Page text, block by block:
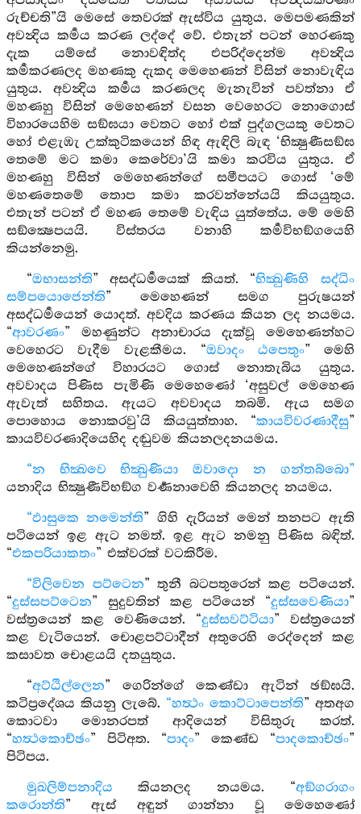
රුච්චති”යි මෙසේ තෙවරක් ඇස්විය යුතුය. මෙපමණකින්
අවන්‍දිය කර්‍මය කරණ ලද්දේ වේ. එතැන් පටන් හෙරණකු
දැක යම්සේ නොවඳිත්ද එපරිද්දෙන්ම අවන්‍දිය
කර්‍මකරණලද මහණකු දැකද මෙහෙණන් විසින් නොවැඳිය
යුතුය. අවන්‍දිය කර්‍මය කරණලද මැනැවින් පවත්නා ඒ
මහණහු විසින් මෙහෙණන් වසන වෙහෙරට නොගොස්
විහාරයෙහිම සඞ්ඝයා වෙතට හෝ එක් පුද්ගලයකු වෙතට
හෝ එළැඹැ උක්කුටිකයෙන් හිඳ ඇඳිලි බැඳ ‘භික්‍ෂුණීසඞ්ඝ
තෙමේ මට කමා කෙරේවා’යි කමා කරවිය යුතුය. ඒ
මහණහු විසින් මෙහෙණන්ගේ සමීපයට ගොස් ‘මේ
මහණතෙමේ තොප කමා කරවන්නේයයි කියයුතුය.
එතැන් පටන් ඒ මහණ තෙමේ වැඳිය යුත්තේය. මේ මෙහි
සඞ්ක්‍ෂෙපයයි. විස්තරය වනාහි කර්‍මවිභඞ්ගයෙහි
කියන්නෙමු.
“ඔභාසන්ති” අසද්ධර්‍මයෙක් කියත්. “භික්‍ඛුණිහි සද්ධිං
සම්පයොජෙන්ති” මෙහෙණන් සමග පුරුෂයන්
අසද්ධර්‍මයෙන් යොදත්. අවදිය කරණය කියන ලද නයමය.
“ආවරණං” මහණුන්ට අනාචාරය දැක්වූ මෙහෙණන්හට
වෙහෙරට වැදීම වැළකීමය. “ඔවාදං ඨපෙතුං” මෙහි
මෙහෙණන්ගේ විහාරයට ගොස් නොතැබිය යුතුය.
අවවාදය පිණිස පැමිණි මෙහෙණෝ ‘අසුවල් මෙහෙණ
ඇවැත් සහිතය. ඇයට අවවාදය තබමි. ඇය සමග
පොහොය නොකරවු’යි කියයුත්තාහ. “කායවිවරණාදීසු”
කායවිවරණාදියෙහිද දඬුවම කියනලදනයමය.
“න භික්‍ඛවෙ භික්‍ඛුණියා ඔවාදො න ගන්තබ්බො”
යනාදිය භික්‍ෂුණීවිභඞ්ග වර්‍ණනාවෙහි කියනලද නයමය.
“ඵාසුකෙ නමෙන්ති” ගිහි දැරියන් මෙන් තනපට ඇති
පටියෙන් ඉළ ඇට නමත්. ඉළ ඇට නමනු පිණිස බඳිත්.
“එකපරියාකතං” එක්වරක් වටකිරීම.
“විලිවෙන පට්ටෙන” තුනී බටපතුරෙන් කළ පටියෙන්.
“දුස්සපට්ටෙන” සුදුවතින් කළ පටියෙන් “දුස්සවෙණියා”
වස්ත්‍රයෙන් කළ වෙණියෙන්. “දුස්සවට්ටියා” වස්ත්‍රයෙන්
කළ වැටියෙන්. චොළපට්ටාදීන් අතුරෙහි රෙද්දෙන් කළ
කසාවත චොළයයි දතයුතුය.
“අට්ඨිල්ලෙන” ගෙරින්ගේ කෙණ්ඩා ඇටින් ඡඞ්ඝයි.
කටිප්‍රදේශය කියනු ලැබේ. “හත්‍ථං කොට්ටාපෙන්ති” අතඅග
කොටවා මොනරපත් ආදියෙන් විසිතුරු කරත්.
“හත්‍ථකොච්ඡං” පිටිඅත. “පාදං” කෙණ්ඩ “පාදකොච්ඡං”
පිටිපය.
මුඛලිම්පනාදිය කියනලද නයමය. “අඞ්ගරාගං
කරොන්ති” ඇස් අඳුන් ගාන්නා වූ මෙහෙණෝ